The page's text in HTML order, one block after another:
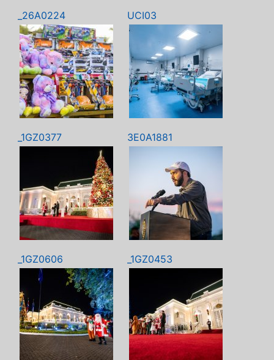
_26A0224 UCI03
_1GZ0377 3E0A1881
_1GZ0606 _1GZ0453